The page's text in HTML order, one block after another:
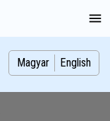
Magyar English